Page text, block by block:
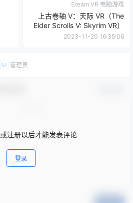
Steam VR 电脑游戏
上古卷轴 V：天际 VR（The
Elder Scrolls V: Skyrim VR）
2023-11-20 16:35:06
M 管理员
注册以后才能发表评论
登录